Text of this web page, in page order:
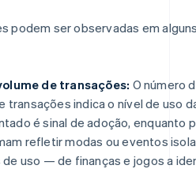
podem ser observadas em
de transações: O número
transações indica o nível de uso
é sinal de adoção, enquanto
refletir modas ou eventos
uso — de finanças e jogos a